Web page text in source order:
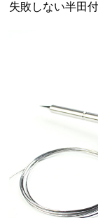
失敗しない半田